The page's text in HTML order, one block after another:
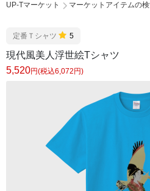
UP-Tマーケット マーケットアイテムの
定番Ｔシャツ 5
現代風美人浮世絵Tシャツ
5,520円(税込6,072円)